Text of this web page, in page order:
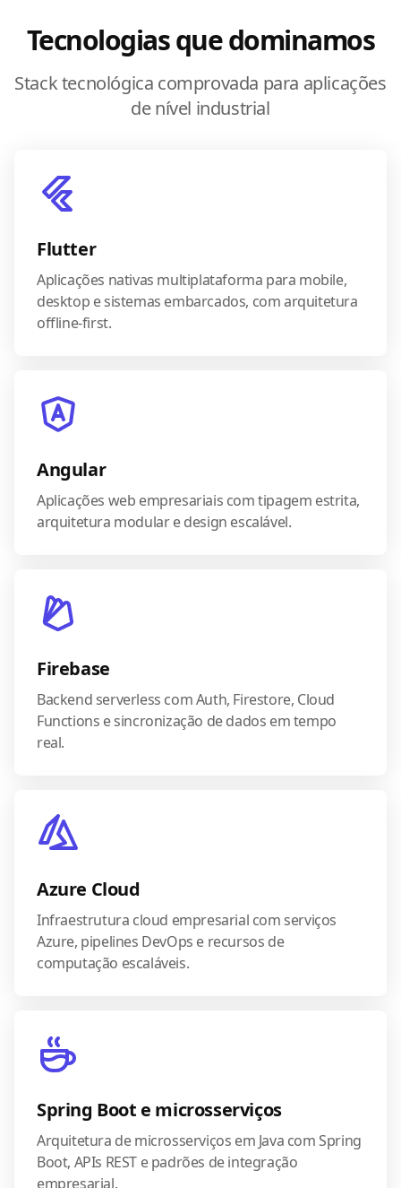
Tecnologias que dominamos
Stack tecnológica comprovada para aplicações
de nível industrial
Flutter
Aplicações nativas multiplataforma para mobile,
desktop e sistemas embarcados, com arquitetura
offline-first.
Angular
Aplicações web empresariais com tipagem estrita,
arquitetura modular e design escalável.
Firebase
Backend serverless com Auth, Firestore, Cloud
Functions e sincronização de dados em tempo
real.
Azure Cloud
Infraestrutura cloud empresarial com serviços
Azure, pipelines DevOps e recursos de
computação escaláveis.
Spring Boot e microsserviços
Arquitetura de microsserviços em Java com Spring
Boot, APIs REST e padrões de integração
empresarial.